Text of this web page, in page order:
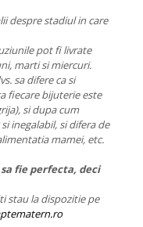
despre stadiul in care
pot fi livrate
marti si miercuri.
sa difere ca si
fiecare bijuterie este
si dupa cum
inegalabil, si difera de
mamei, etc.
fie perfecta, deci
stau la dispozitie pe